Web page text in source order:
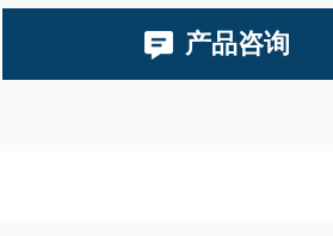
产品咨询